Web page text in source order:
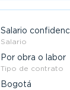
Salario
Salario
Por obra o labor
Tipo de contrato
Bogotá